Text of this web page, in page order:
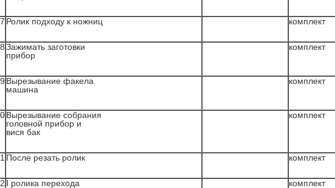
Ролик подходу к ножниц комплект
Зажимать заготовки
прибор
комплект
Вырезывание факела
машина
комплект
Вырезывание собрания
головной прибор и
вися бак
комплект
После резать ролик комплект
Ⅰ ролика перехода комплект